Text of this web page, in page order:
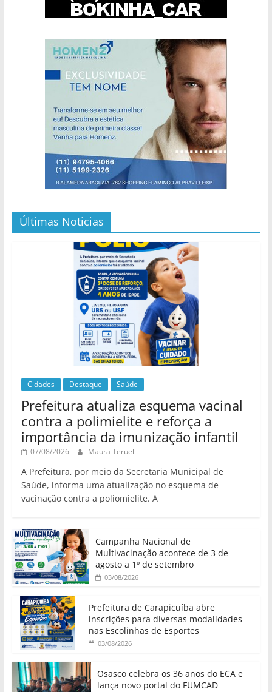
Últimas Noticias
Cidades Destaque Saúde
Prefeitura atualiza esquema vacinal
contra a polimielite e reforça a
importância da imunização infantil
07/08/2026 Maura Teruel
A Prefeitura, por meio da Secretaria Municipal de
Saúde, informa uma atualização no esquema de
vacinação contra a poliomielite. A
Campanha Nacional de
Multivacinação acontece de 3 de
agosto a 1º de setembro
03/08/2026
Prefeitura de Carapicuíba abre
inscrições para diversas modalidades
nas Escolinhas de Esportes
03/08/2026
Osasco celebra os 36 anos do ECA e
lança novo portal do FUMCAD